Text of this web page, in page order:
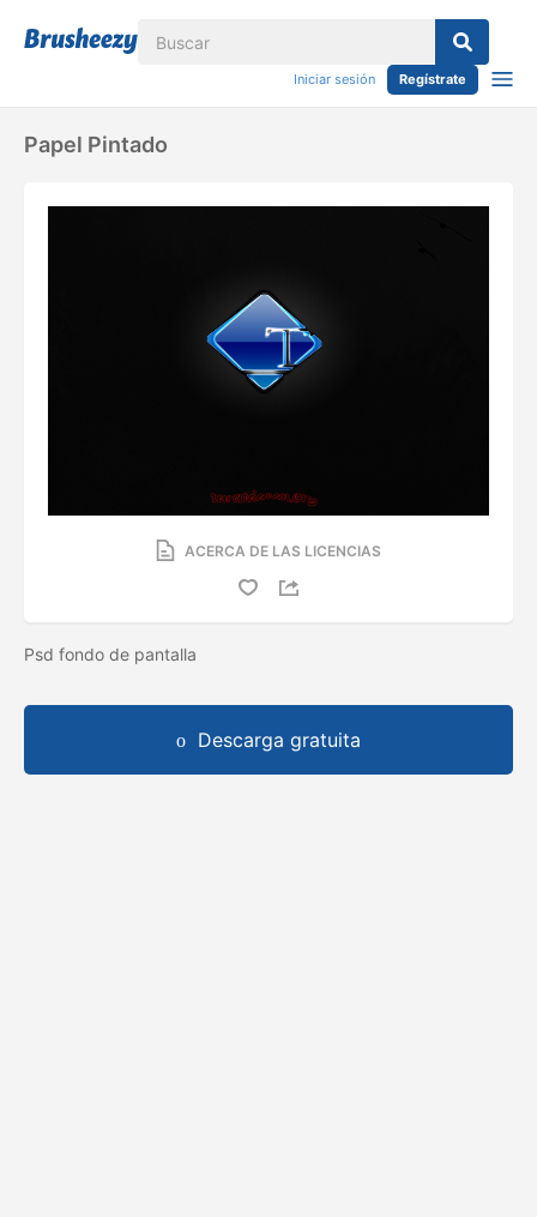
Iniciar sesión Regístrate
Papel Pintado
ACERCA DE LAS LICENCIAS
Psd fondo de pantalla
Descarga gratuita